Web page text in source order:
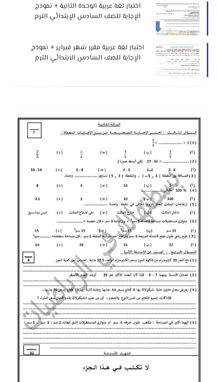
اختبار لغة عربية الوحدة الثانية + نموذج
الإجابة للصف السادس الإبتدائي الترم
اختبار لغة عربية مقرر شهر فبراير + نموذج
الإجابة للصف السادس الابتدائي الترم